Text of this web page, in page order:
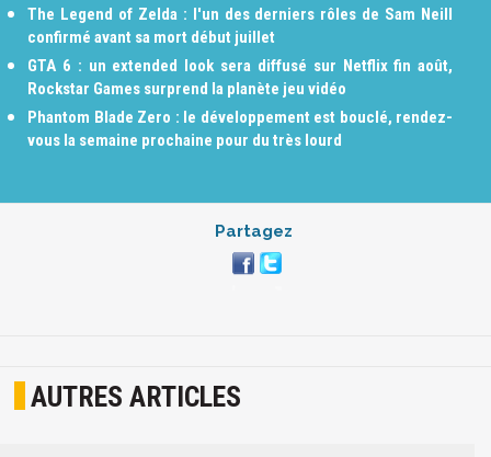
The Legend of Zelda : l'un des derniers rôles de Sam Neill
confirmé avant sa mort début juillet
GTA 6 : un extended look sera diffusé sur Netflix fin août,
Rockstar Games surprend la planète jeu vidéo
Phantom Blade Zero : le développement est bouclé, rendez-
vous la semaine prochaine pour du très lourd
Partagez
AUTRES ARTICLES